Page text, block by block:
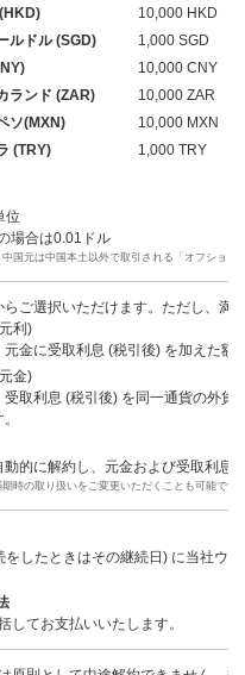
10,000 HKD
ルドル (SGD)
1,000 SGD
10,000 CNY
ランド (ZAR)
10,000 ZAR
ソ(MXN)
10,000 MXN
(TRY)
1,000 TRY
位
場合は0.01ドル
中国元は中国本土以外で取引される「オフショア
らご選択いただけます。ただし、満
利)
元金に受取利息 (税引後) を加えた
金)
受取利息 (税引後) を同一通貨の外
動的に解約し、元金および受取利息
時の取り扱いをご変更いただくことも可能です
をしたときはその継続日) に当社ウ
してお支払いいたします。